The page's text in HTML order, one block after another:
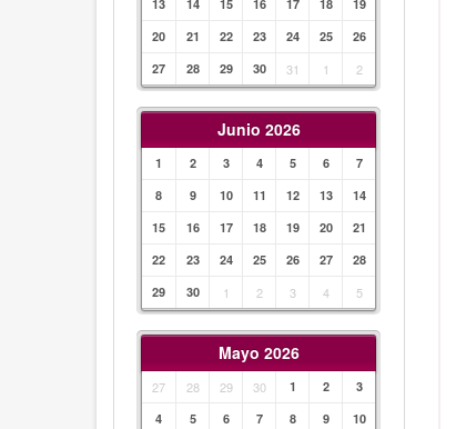
13
14 15 16 17 18
19
20
21 22 23 24 25
26
27
28 29 30 31 1 2
Junio 2026
1 2 3 4 5 6
7
8
9 10 11 12 13
14
15
16 17 18 19 20
21
22
23 24 25 26 27
28
29
30 1 2 3 4 5
Mayo 2026
27 28 29 30 1 2
3
4
5 6 7 8 9
10